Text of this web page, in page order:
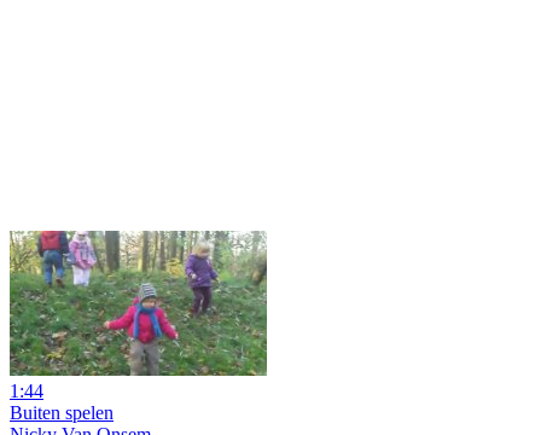
1:44
Buiten spelen